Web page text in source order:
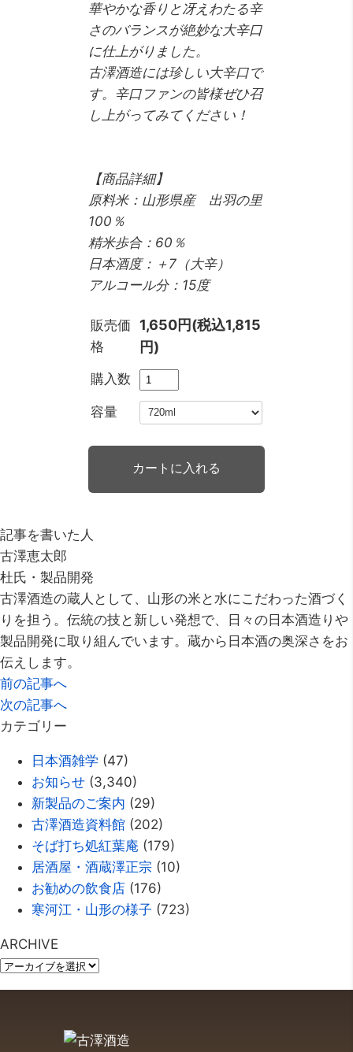
華やかな香りと冴えわたる辛
さのバランスが絶妙な大辛口
に仕上がりました。
古澤酒造には珍しい大辛口で
す。辛口ファンの皆様ぜひ召
し上がってみてください！
【商品詳細】
原料米：山形県産 出羽の里
100％
精米歩合：60％
日本酒度：＋7（大辛）
アルコール分：15度
販売価
格
1,650円(税込1,815
円)
購入数
容量
記事を書いた人
古澤恵太郎
杜氏・製品開発
古澤酒造の蔵人として、山形の米と水にこだわった酒づく
りを担う。伝統の技と新しい発想で、日々の日本酒造りや
製品開発に取り組んでいます。蔵から日本酒の奥深さをお
伝えします。
前の記事へ
次の記事へ
カテゴリー
日本酒雑学 (47)
お知らせ (3,340)
新製品のご案内 (29)
古澤酒造資料館 (202)
そば打ち処紅葉庵 (179)
居酒屋・酒蔵澤正宗 (10)
お勧めの飲食店 (176)
寒河江・山形の様子 (723)
ARCHIVE